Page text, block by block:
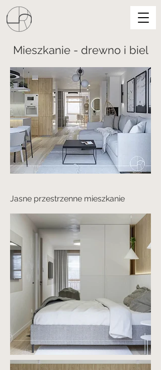
Mieszkanie - drewno i biel
Jasne przestrzenne mieszkanie